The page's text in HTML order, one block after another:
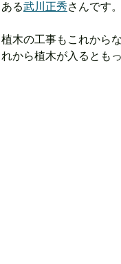
る武川正秀さんです。
木の工事もこれから
から植木が入るとも